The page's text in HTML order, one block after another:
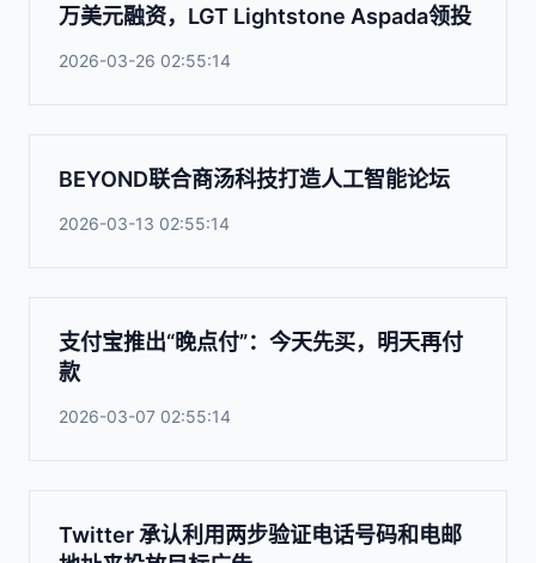
万美元融资，LGT Lightstone Aspada领投
2026-03-26 02:55:14
BEYOND联合商汤科技打造人工智能论坛
2026-03-13 02:55:14
支付宝推出“晚点付”：今天先买，明天再付
款
2026-03-07 02:55:14
Twitter 承认利用两步验证电话号码和电邮